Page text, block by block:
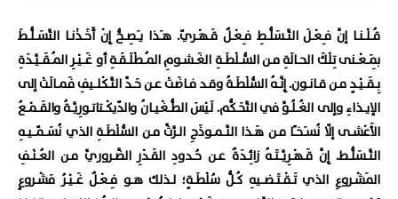
قُـلْـنـا إنَّ فـِعْـلَ التَّـسَلُّـطِ فـِعْـلٌ قَـهْـريّ. هـَذا يـَصِـحُّ إِنْ أَخَـذْنـا التَّسَـلُّـطَ
بِمَـعْـنى تِلْكَ الحـالَةِ مـن السُّـلْطَـةِ الغَـشـومِ المُـطْلَـقَـةِ أو غَـيْـرِ المُـقَـيَّـدَةِ
بِـقَـيْـدٍ مـن قـانـون. إِنَّـهُ السُّلْطَـةُ وقـد فـاضَتْ عـن حَـدِّ التَّـكْلـيفِ فَمـالَتْ إلى
الإيـذاءِ وإلى الغُـلُـوِّ في التَّحَـكُّم. لَيْسَ الطُّـغْيـانُ والدّيكْـتاتـورِيَّـةُ والقَـمْـعُ
الأَعْشـى إلّا نُسـَخـًا مـن هَـذا النَّـمـوذَجِ الـرَّثِّ مـن السُّلْطَـةِ الذي نُسَـمّـيـهِ
التَّـسَلُّـط. إِنَّ قَـهْـرِيَّـتَـهُ زائِـدَةٌ عـن حُـدودِ القَـدْرِ الضَّـروريِّ مـن العُـنْـفِ
المَشْـروعِ الذي تَـقْـتَـضـيهِ كُـلُّ سُلْطَـةٍ؛ لـذلك هـو فِـعْـلٌ غَـيْـرُ مَشْـروعٍ